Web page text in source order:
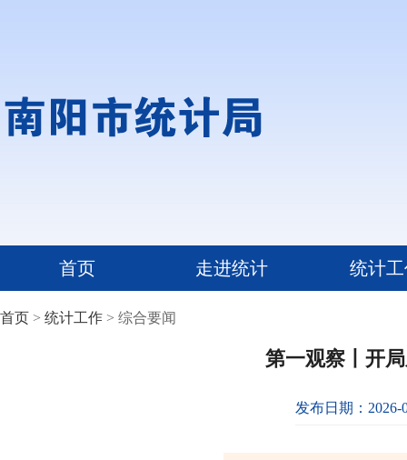
首页 走进统计 统计
首页 > 统计工作 > 综合要闻
第一观察丨开
发布日期：2026-